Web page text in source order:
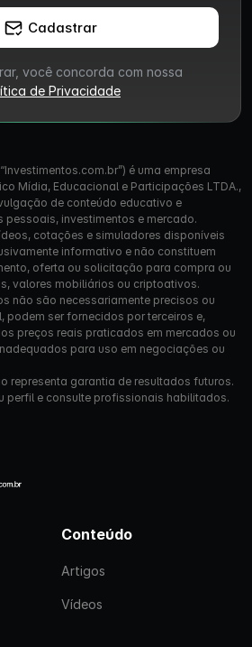
Cadastrar
você concorda com nossa
de Privacidade
é uma empresa
Mídia, Educacional e Participações LTDA.,
de conteúdo educativo e
investimentos e mercado.
cotações e simuladores disponíveis
informativo e não constituem
oferta ou solicitação para compra ou
valores mobiliários ou criptoativos.
não são necessariamente precisos ou
podem ser fornecidos por terceiros e,
preços reais praticados em mercados ou
para uso em negociações ou
representa garantia de resultados futuros.
perfil e consulte profissionais habilitados.
Conteúdo
Artigos
Vídeos